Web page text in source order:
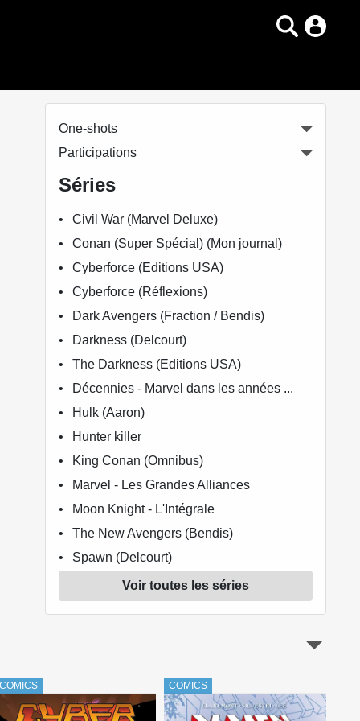
One-shots
Participations
Séries
Civil War (Marvel Deluxe)
Conan (Super Spécial) (Mon journal)
Cyberforce (Editions USA)
Cyberforce (Réflexions)
Dark Avengers (Fraction / Bendis)
Darkness (Delcourt)
The Darkness (Editions USA)
Décennies - Marvel dans les années ...
Hulk (Aaron)
Hunter killer
King Conan (Omnibus)
Marvel - Les Grandes Alliances
Moon Knight - L'Intégrale
The New Avengers (Bendis)
Spawn (Delcourt)
Web of Spider-man - l'intégrale
Witchblade (Wohl / Marz)
Super X-Men (Claremont)
X-Men (Claremont)
Voir toutes les séries
COMICS COMICS